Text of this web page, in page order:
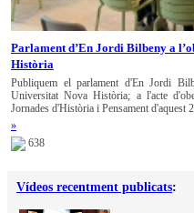
Parlament d’En Jordi Bilbeny a
Història
Publiquem el parlament d'En Jordi
Universitat Nova Història; a l'acte
Jornades d'Història i Pensament d'aquest
»
638
Vídeos recentment publicats: